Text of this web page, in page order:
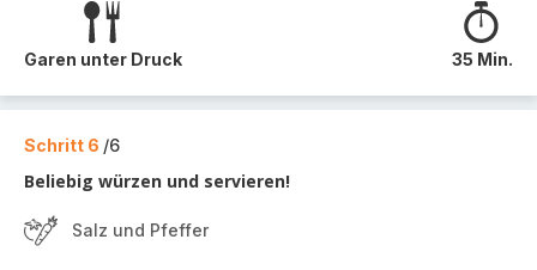
Garen unter Druck 35 Min.
Schritt 6 /6
Beliebig würzen und servieren!
Salz und Pfeffer